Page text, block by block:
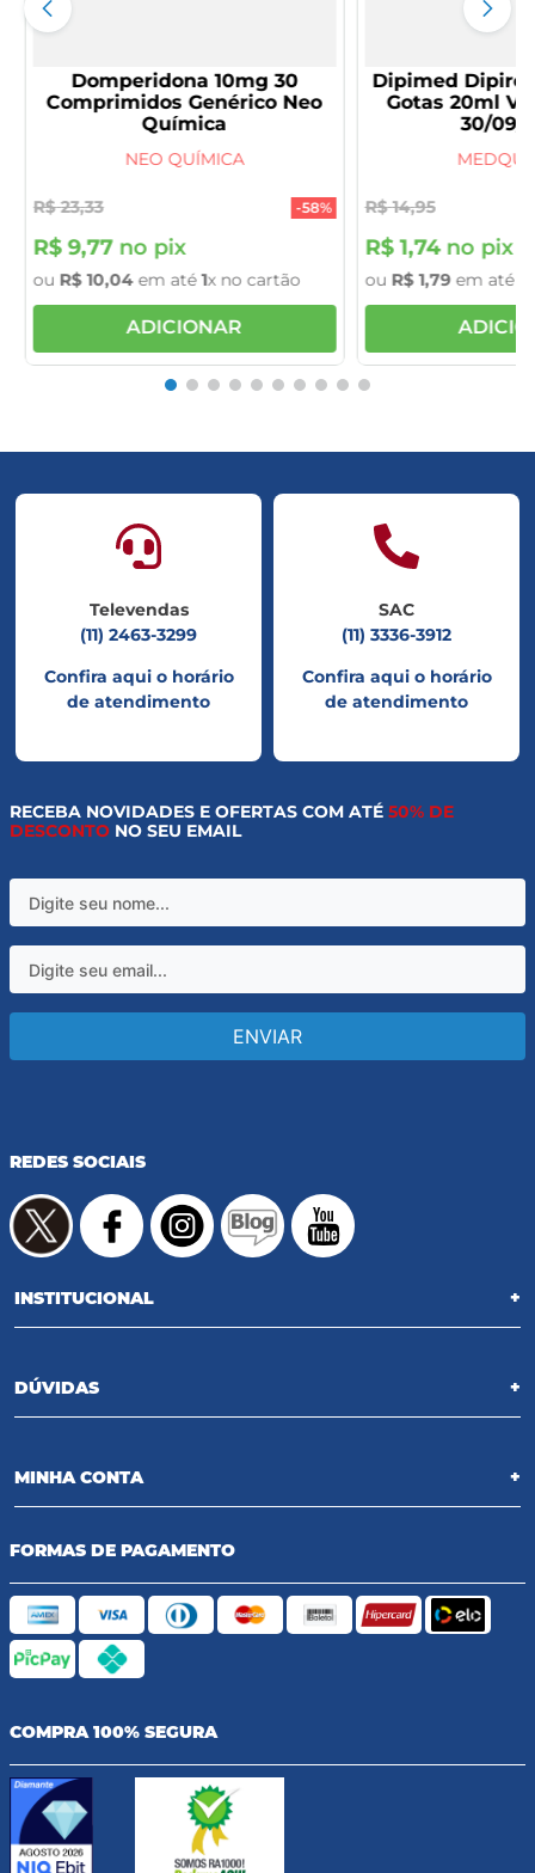
Domperidona 10mg 30
Comprimidos Genérico Neo
Química
NEO QUÍMICA
R$ 23,33 -58%
R$ 9,77no pix
ou R$ 10,04em até1x no cartão
ADICIONAR
Dipimed
Gotas 20ml
30/09/
R$ 14,95
R$ 1,74no pix
ou R$ 1,79em até
Televendas
(11) 2463-3299
Confira aqui o horário
de atendimento
SAC
(11) 3336-3912
Confira aqui o horário
de atendimento
RECEBA NOVIDADES E OFERTAS COM ATÉ 50% DE
DESCONTO NO SEU EMAIL
ENVIAR
REDES SOCIAIS
INSTITUCIONAL +
DÚVIDAS +
MINHA CONTA +
FORMAS DE PAGAMENTO
COMPRA 100% SEGURA